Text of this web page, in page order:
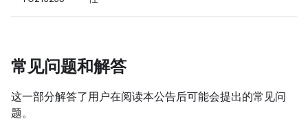
常见问题和解答
这一部分解答了用户在阅读本公告后可能会提出的常见问
题。